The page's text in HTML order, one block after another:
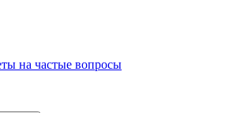
на частые вопросы